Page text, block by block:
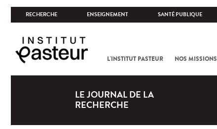
RECHERCHE ENSEIGNEMENT SANTÉ PUBLIQUE
L'INSTITUT PASTEUR NOS MISSIONS
LE JOURNAL DE LA
RECHERCHE